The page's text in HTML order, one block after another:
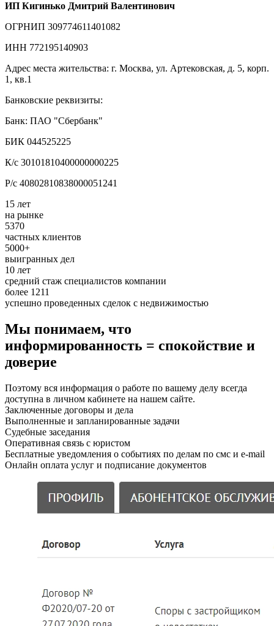
ИП Кигинько Дмитрий Валентинович
ОГРНИП 309774611401082
ИНН 772195140903
Адрес места жительства: г. Москва, ул. Артековская, д. 5, корп.
1, кв.1
Банковские реквизиты:
Банк: ПАО "Сбербанк"
БИК 044525225
К/с 30101810400000000225
Р/с 40802810838000051241
15 лет
на рынке
5370
частных клиентов
5000+
выигранных дел
10 лет
средний стаж специалистов компании
более 1211
успешно проведенных сделок с недвижимостью
Мы понимаем, что
информированность = спокойствие и
доверие
Поэтому вся информация о работе по вашему делу всегда
доступна в личном кабинете на нашем сайте.
Заключенные договоры и дела
Выполненные и запланированные задачи
Судебные заседания
Оперативная связь с юристом
Бесплатные уведомления о событиях по делам по смс и e-mail
Онлайн оплата услуг и подписание документов